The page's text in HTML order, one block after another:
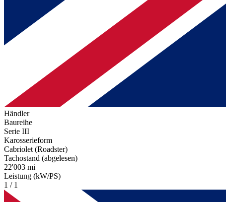
Händler
Baureihe
Serie III
Karosserieform
Cabriolet (Roadster)
Tachostand (abgelesen)
22'003 mi
Leistung (kW/PS)
1 / 1